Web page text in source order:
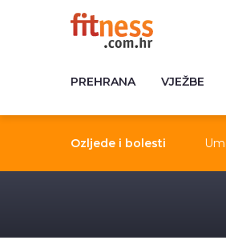
PREHRANA VJEŽBE
Ozljede i bolesti